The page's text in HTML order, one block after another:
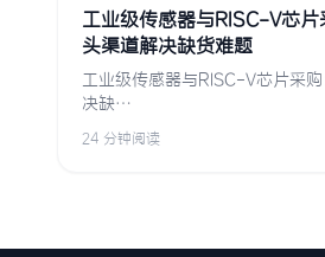
工业级传感器与RISC-V芯
头渠道解决缺货难题
工业级传感器与RISC-V芯片采
决缺…
24 分钟阅读